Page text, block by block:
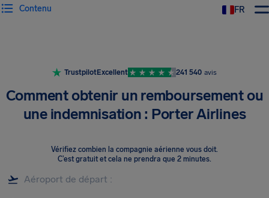
FR
Contenu
TrustpilotExcellent 241 540 avis
Comment obtenir un remboursement ou
une indemnisation : Porter Airlines
Vérifiez combien la compagnie aérienne vous doit.
C’est gratuit et cela ne prendra que 2 minutes.